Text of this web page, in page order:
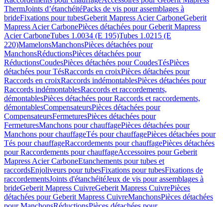
ThermJoints d’étanchéitéPacks de vis pour assemblages à
brideFixations pour tubesGeberit Mapress Acier CarboneGeberit
Mapress Acier CarbonePièces détachées pour Geberit Mapress
Acier CarboneTubes 1.0034 (E 195)Tubes 1.0215 (E
220)MamelonsManchonsPièces détachées pour
ManchonsRéductionsPièces détachées pour
RéductionsCoudesPièces détachées pour CoudesTésPièces
détachées pour TésRaccords en croixPièces détachées pour
Raccords en croixRaccords indémontablesPièces détachées pour
Raccords indémontablesRaccords et raccordements,
démontablesPièces détachées pour Raccords et raccordements,
démontablesCompensateursPièces détachées pour
CompensateursFermeturesPièces détachées pour
FermeturesManchons pour chauffagePièces détachées pour
Manchons pour chauffageTés pour chauffagePièces détachées pour
Tés pour chauffageRaccordements pour chauffagePièces détachées
pour Raccordements pour chauffageAccessoires pour Geberit
Mapress Acier CarboneEtanchements pour tubes et
raccordsEnjoliveurs pour tubesFixations pour tubesFixations de
raccordementsJoints d'étanchéitéJeux de vis pour assemblages à
brideGeberit Mapress CuivreGeberit Mapress CuivrePièces
détachées pour Geberit Mapress CuivreManchonsPièces détachées